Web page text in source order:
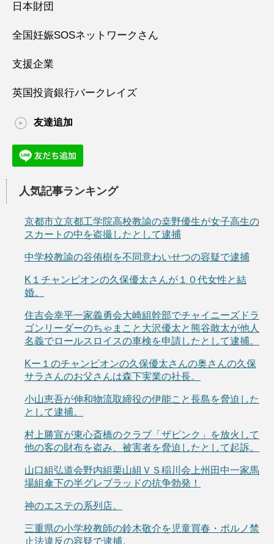
日本財団
全国妊娠SOSネットワークさん
支援企業
英国投資銀行バークレイズ
友達追加
人気記事ランキング
京都市立京都工学院高校教諭の桒野優生が女子高生の
スカートの中を盗撮したとして逮捕
中学校教諭の谷侑樹を不同意わいせつの容疑で逮捕
K１チャンピオンの久保優太さんが１０代女性と結
婚。
住吉会幸平一家義勇会大崎組幹部でチャイニーズドラ
ゴンリーダーのちゃまこと大沢優太と熊谷敢太が他人
名義でロールスロイスの車検を申請したとして逮捕。
Kー１のチャンピオンの久保優太さんの奥さんの久保
サラさんのお父さんは森下実業の社長。
小山恵吾が伸和物流取締役の伊能こと長島を脅迫した
として逮捕。
村上勝宣が東心斎橋のクラブ「ザピンク」を放火して
他の客の財布を盗み、被害者を脅迫したとして起訴。
山口組弘道会野内組栗山組ＶＳ稲川会上州田中一家馬
場組傘下の半グレブラッドの抗争勃発！
神のエステの系列店。
三重県の小学校教師の鈴木敬介を児童買春・ポルノ禁
止法違反の容疑で逮捕。